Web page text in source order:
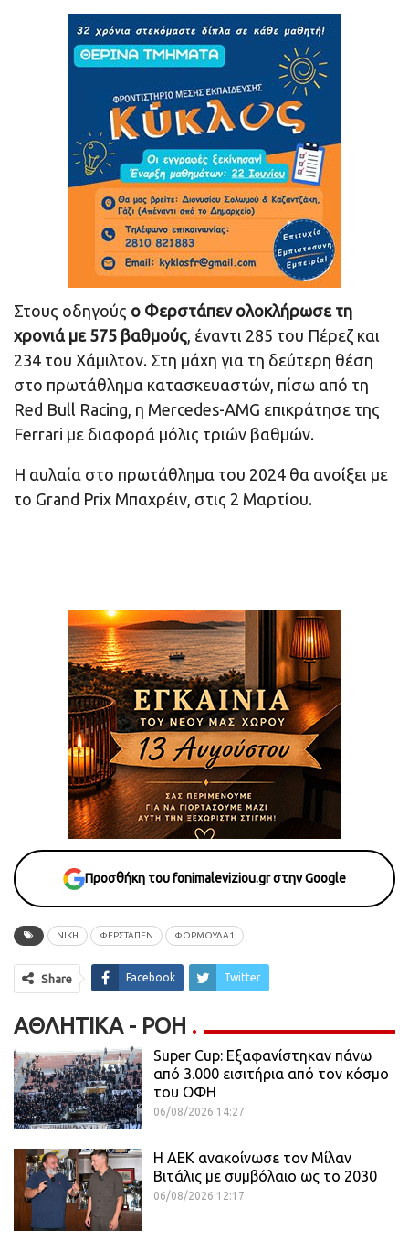
Στους οδηγούς ο Φερστάπεν ολοκλήρωσε τη
χρονιά με 575 βαθμούς, έναντι 285 του Πέρεζ και
234 του Χάμιλτον. Στη μάχη για τη δεύτερη θέση
στο πρωτάθλημα κατασκευαστών, πίσω από τη
Red Bull Racing, η Mercedes-AMG επικράτησε της
Ferrari με διαφορά μόλις τριών βαθμών.
H αυλαία στο πρωτάθλημα του 2024 θα ανοίξει με
το Grand Prix Μπαχρέιν, στις 2 Μαρτίου.
Προσθήκη του fonimaleviziou.gr στην Google
ΝΙΚΗ ΦΕΡΣΤΑΠΕΝ ΦΟΡΜΟΥΛΑ1
Share Facebook Twitter
ΑΘΛΗΤΙΚΆ - ΡΟΗ
Super Cup: Εξαφανίστηκαν πάνω
από 3.000 εισιτήρια από τον κόσμο
του ΟΦΗ
06/08/2026 14:27
H ΑΕΚ ανακοίνωσε τον Μίλαν
Βιτάλις με συμβόλαιο ως το 2030
06/08/2026 12:17